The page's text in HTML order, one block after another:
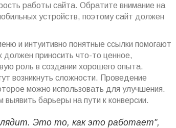
работы сайта. Обратите внимание на
устройств, поэтому сайт должен
и интуитивно понятные ссылки помогают
приносить что-то ценное,
роль в создании хорошего опыта.
возникнуть сложности. Проведение
можно использовать для улучшения.
барьеры на пути к конверсии.
Это то, как это работает",